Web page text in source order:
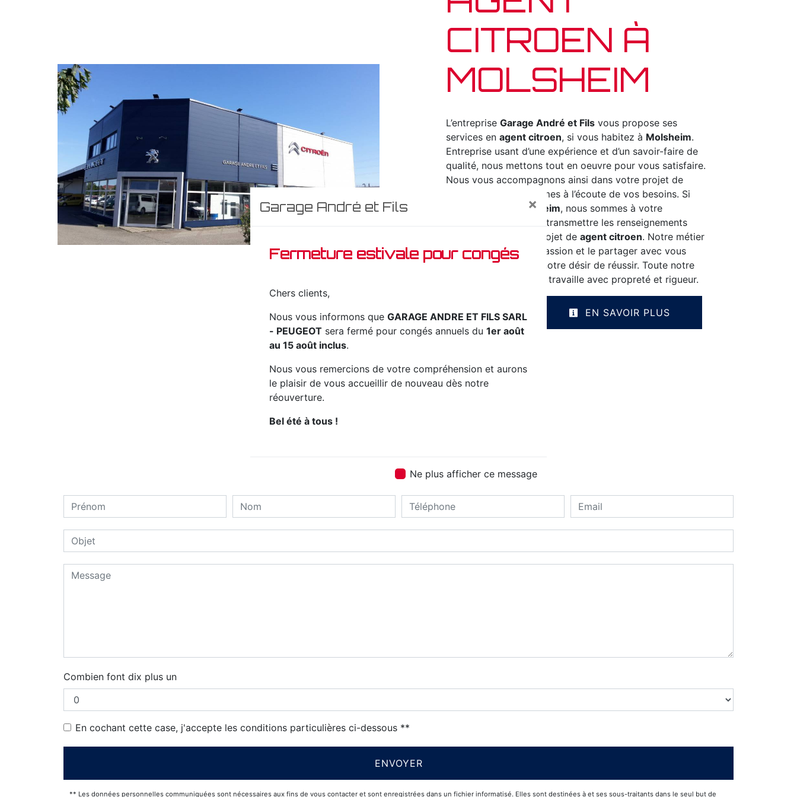
Garage André et Fils ×
Fermeture estivale pour congés
Chers clients,
Nous vous informons que GARAGE ANDRE ET FILS SARL
- PEUGEOT sera fermé pour congés annuels du 1er août
au 15 août inclus.
Nous vous remercions de votre compréhension et aurons
le plaisir de vous accueillir de nouveau dès notre
réouverture.
Bel été à tous !
Ne plus afficher ce message
CITROEN À
MOLSHEIM
L’entreprise Garage André et Fils vous propose ses
services en agent citroen, si vous habitez à Molsheim.
Entreprise usant d’une expérience et d’un savoir-faire de
qualité, nous mettons tout en oeuvre pour vous satisfaire.
Nous vous accompagnons ainsi dans votre projet de
et sommes à l’écoute de vos besoins. Si
Molsheim, nous sommes à votre
disposition pour vous transmettre les renseignements
nécessaires à votre projet de agent citroen. Notre métier
est avant tout notre passion et le partager avec vous
renforce encore plus notre désir de réussir. Toute notre
équipe est qualifiée et travaille avec propreté et rigueur.
EN SAVOIR PLUS
Combien font dix plus un
En cochant cette case, j'accepte les conditions particulières ci-dessous **
ENVOYER
** Les données personnelles communiquées sont nécessaires aux fins de vous contacter et sont enregistrées dans un fichier informatisé. Elles sont destinées à et ses sous-traitants dans le seul but de